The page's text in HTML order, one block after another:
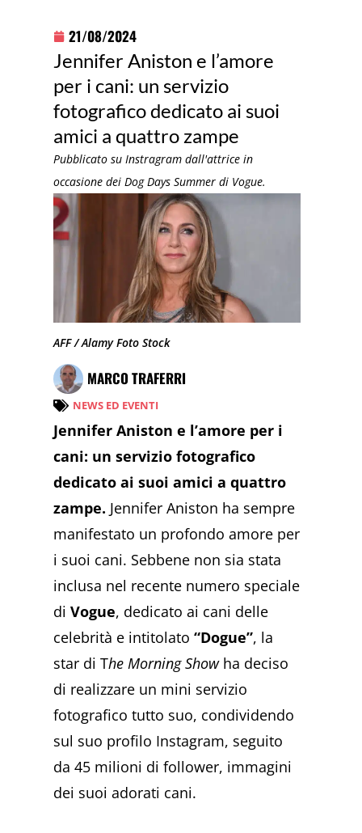
21/08/2024
Jennifer Aniston e l’amore
per i cani: un servizio
fotografico dedicato ai suoi
amici a quattro zampe
Pubblicato su Instragram dall'attrice in
occasione dei Dog Days Summer di Vogue.
AFF / Alamy Foto Stock
MARCO TRAFERRI
NEWS ED EVENTI
Jennifer Aniston e l’amore per i
cani: un servizio fotografico
dedicato ai suoi amici a quattro
zampe. Jennifer Aniston ha sempre
manifestato un profondo amore per
i suoi cani. Sebbene non sia stata
inclusa nel recente numero speciale
diVogue, dedicato ai cani delle
celebrità e intitolato“Dogue”, la
star di The Morning Showha deciso
di realizzare un mini servizio
fotografico tutto suo, condividendo
sul suo profilo Instagram, seguito
da 45 milioni di follower, immagini
dei suoi adorati cani.